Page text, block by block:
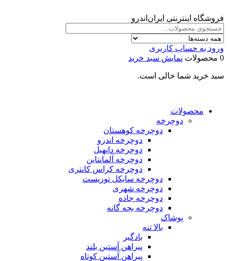
فروشگاه اینترنتی ایران‌اندرو
ورود به حساب کاربری
0 محصولات
نمایش سبد خرید
سبد خرید شما خالی است.
محصولات
دوچرخه
دوچرخه کوهستان
دوچرخه اندرو
دوچرخه دانهیل
دوچرخه آلمانتاین
دوچرخه کراس کانتری
دوچرخه سایکل توریست
دوچرخه شهری
دوچرخه جاده
دوچرخه بچه گانه
پوشاک
بالا تنه
بادگیر
پیراهن آستین بلند
پیراهن آستین کوتاه